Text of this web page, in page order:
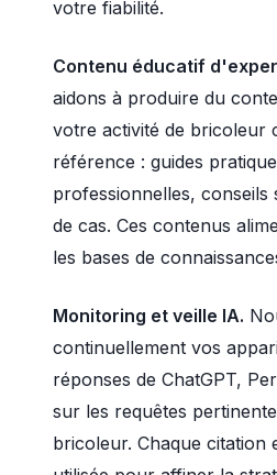
votre fiabilité.
Contenu éducatif
aidons à produire du
votre activité de bricoleur
référence : guides
professionnelles, conseils
de cas. Ces contenus
les bases de
Monitoring et veille IA.
continuellement vos
réponses de ChatGPT,
sur les requêtes
bricoleur. Chaque citation